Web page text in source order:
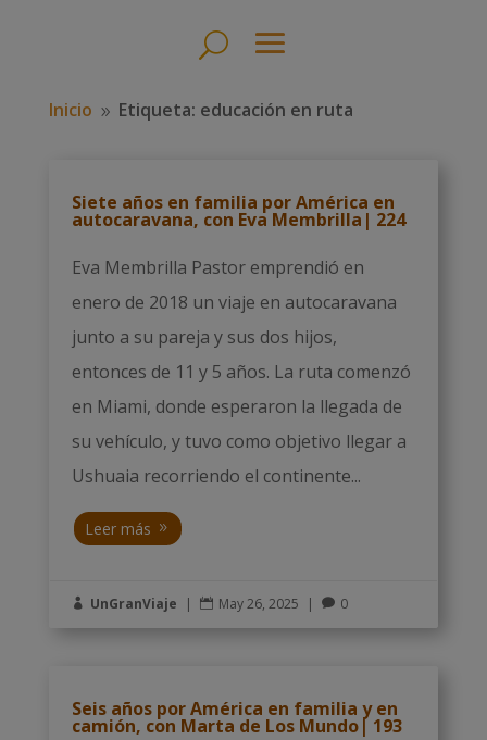
Inicio 9 Etiqueta: educación en ruta
Siete años en familia por América en
autocaravana, con Eva Membrilla| 224
Eva Membrilla Pastor emprendió en
enero de 2018 un viaje en autocaravana
junto a su pareja y sus dos hijos,
entonces de 11 y 5 años. La ruta comenzó
en Miami, donde esperaron la llegada de
su vehículo, y tuvo como objetivo llegar a
Ushuaia recorriendo el continente...
Leer más
 UnGranViaje |  May 26, 2025 |  0
Seis años por América en familia y en
camión, con Marta de Los Mundo| 193